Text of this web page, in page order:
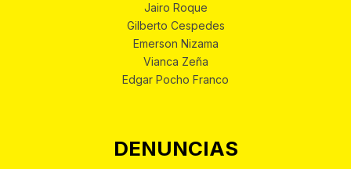
Jairo Roque
Gilberto Cespedes
Emerson Nizama
Vianca Zeña
Edgar Pocho Franco
DENUNCIAS